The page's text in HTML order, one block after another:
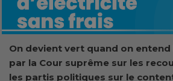
On devient vert quand on
par la Cour suprême sur les
les partis politiques sur le